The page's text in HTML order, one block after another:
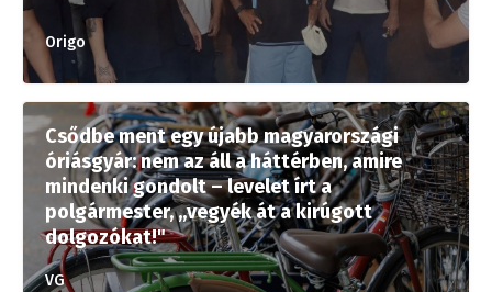
Origo
Csődbe ment egy újabb magyarországi
óriásgyár: nem az áll a háttérben, amire
mindenki gondolt – levelet írt a
polgármester, „vegyék át a kirúgott
dolgozókat!"
VG